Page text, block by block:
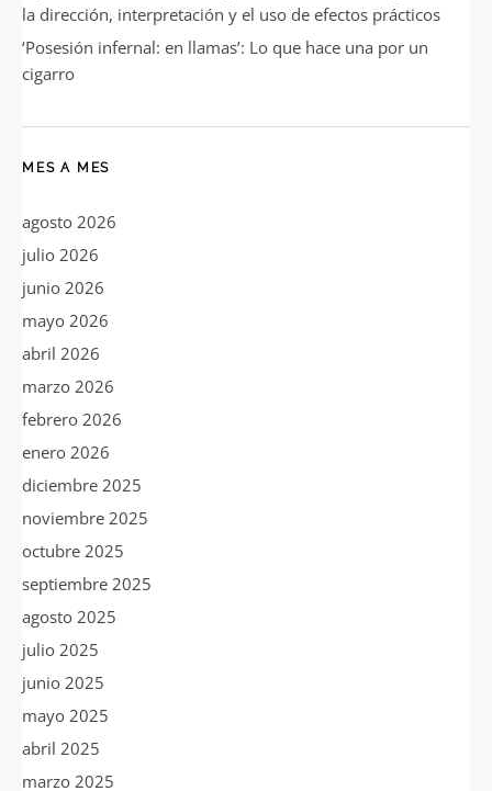
la dirección, interpretación y el uso de efectos prácticos
‘Posesión infernal: en llamas’: Lo que hace una por un
cigarro
MES A MES
agosto 2026
julio 2026
junio 2026
mayo 2026
abril 2026
marzo 2026
febrero 2026
enero 2026
diciembre 2025
noviembre 2025
octubre 2025
septiembre 2025
agosto 2025
julio 2025
junio 2025
mayo 2025
abril 2025
marzo 2025